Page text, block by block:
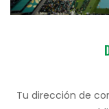
Tu dirección de